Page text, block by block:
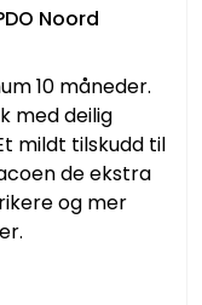
Noord
10 måneder.
med deilig
mildt tilskudd til
de ekstra
og mer